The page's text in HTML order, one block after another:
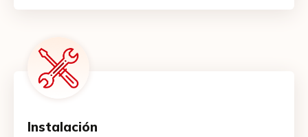
Instalación
Dirección de envío
CP